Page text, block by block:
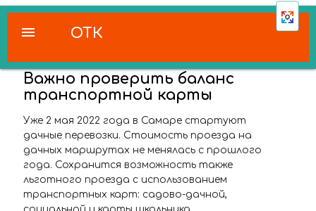
ОТК
menu
Важно проверить баланс
транспортной карты
Уже 2 мая 2022 года в Самаре стартуют
дачные перевозки. Стоимость проезда на
дачных маршрутах не менялась с прошлого
года. Сохранится возможность также
льготного проезда с использованием
транспортных карт: садово-дачной,